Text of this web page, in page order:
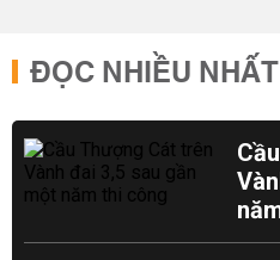
ĐỌC NHIỀU NHẤT